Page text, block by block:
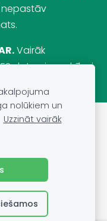
Vairāk
ES datu aizsardzībai
2022
nolūkiem un
Uzzināt vairāk